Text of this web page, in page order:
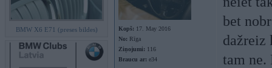
BMW X6 E71 (preses bildes) Kopš: 17. May 2016
No: Rīga
Ziņojumi: 116
Braucu ar: e34
bet
dažreiz
tam ne.